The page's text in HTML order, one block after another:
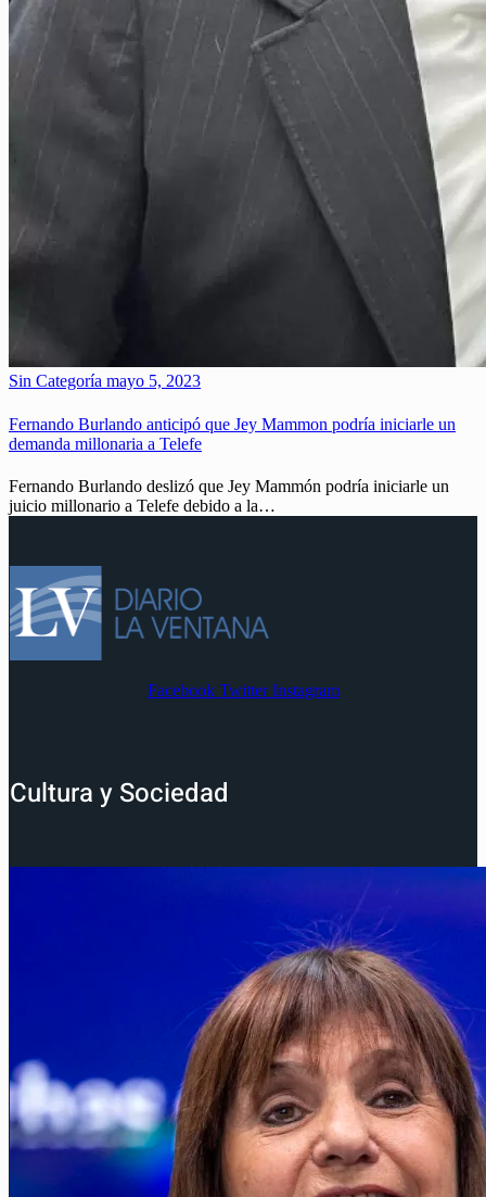
Sin Categoría mayo 5, 2023
Fernando Burlando anticipó que Jey Mammon podría iniciarle un
demanda millonaria a Telefe
Fernando Burlando deslizó que Jey Mammón podría iniciarle un
juicio millonario a Telefe debido a la…
Facebook Twitter Instagram
Cultura y Sociedad